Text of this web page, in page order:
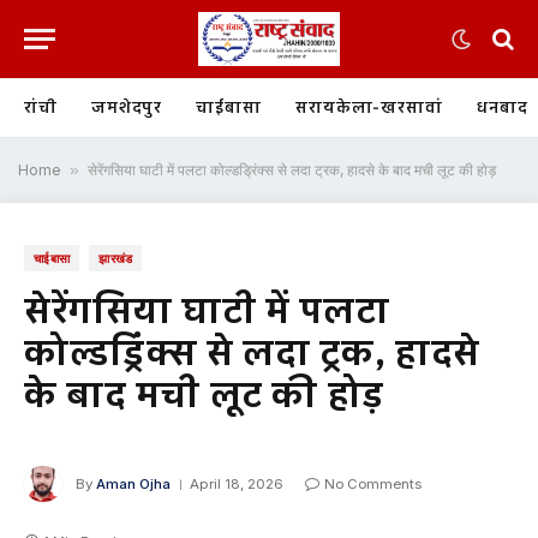
रांची जमशेदपुर चाईबासा सरायकेला-खरसावां धनबाद
Home » सेरेंगसिया घाटी में पलटा कोल्डड्रिंक्स से लदा ट्रक, हादसे के बाद मची लूट की होड़
चाईबासा झारखंड
सेरेंगसिया घाटी में पलटा
कोल्डड्रिंक्स से लदा ट्रक, हादसे
के बाद मची लूट की होड़
By Aman Ojha April 18, 2026 No Comments